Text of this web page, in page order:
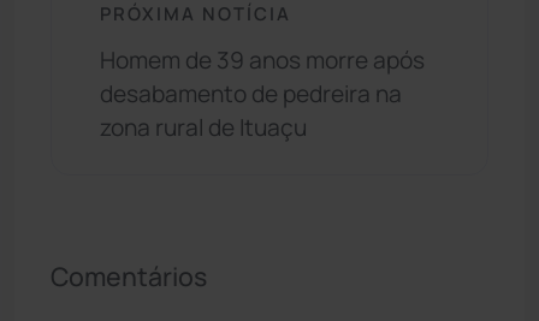
PRÓXIMA NOTÍCIA
Homem de 39 anos morre após
desabamento de pedreira na
zona rural de Ituaçu
Comentários